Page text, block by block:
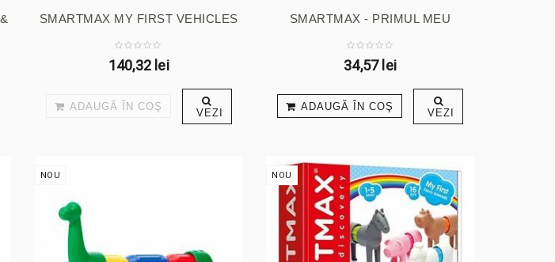
SMARTMAX MY FIRST VEHICLES
140,32 lei
ADAUGĂ ÎN COŞ VEZI
SMARTMAX - PRIMUL MEU
34,57 lei
ADAUGĂ ÎN COŞ VEZI
NOU NOU